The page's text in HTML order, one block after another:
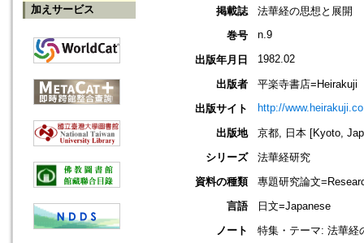
加えサービス
掲載誌
法華経の思想と展開
巻号
n.9
出版年月日 1982.02
出版者
平楽寺書店=Heirakuji
出版サイト
http://
出版地
京都, 日本 [Kyoto,
シリーズ
法華経研究
資料の種類
專題研究論文
言語
日文=Japanese
ノート
特集・テーマ: 法華経